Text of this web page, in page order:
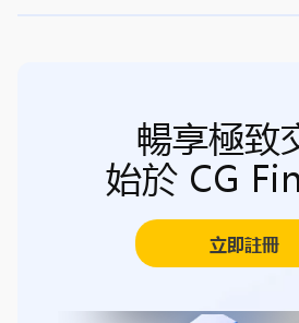
暢享極致
始於 CG
立即註冊